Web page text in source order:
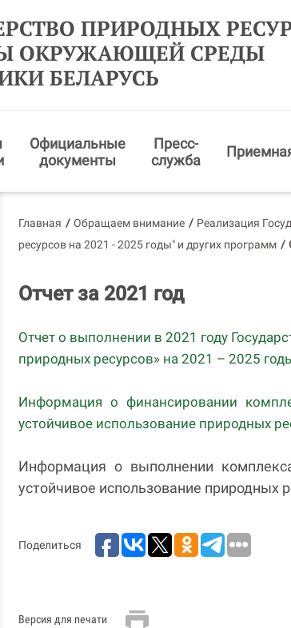
ПРИРОДНЫХ
ОКРУЖАЮЩЕЙ СРЕДЫ
БЕЛАРУСЬ
Официальные
документы
Пресс-
служба
Главная / Обращаем внимание / Реализация
ресурсов на 2021 - 2025 годы" и других программ /
Отчет за 2021 год
Отчет о выполнении в 2021 году
природных ресурсов» на 2021 – 2025
Информация о финансировании
устойчивое использование природных
Информация о выполнении
устойчивое использование природных
Поделиться
Версия для печати